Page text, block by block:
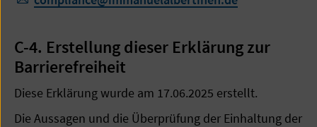
C-4. Erstellung dieser Erklärung zur
Barrierefreiheit
Diese Erklärung wurde am 17.06.2025 erstellt.
Die Aussagen und die Überprüfung der Einhaltung der